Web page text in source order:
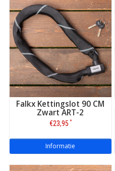
Falkx Kettingslot 90 CM
Zwart ART-2
€23,95 *
Informatie